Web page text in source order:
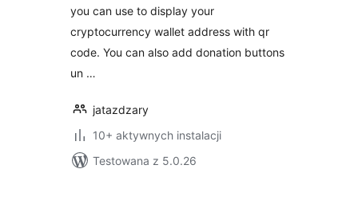
you can use to display your
cryptocurrency wallet address with qr
code. You can also add donation buttons
un …
jatazdzary
10+ aktywnych instalacji
Testowana z 5.0.26